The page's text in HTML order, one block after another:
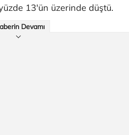
13'ün üzerinde düştü.
Devamı